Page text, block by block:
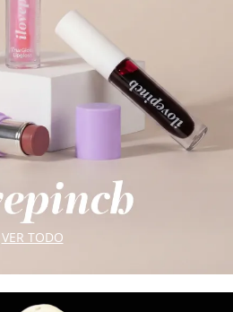
VER TODO